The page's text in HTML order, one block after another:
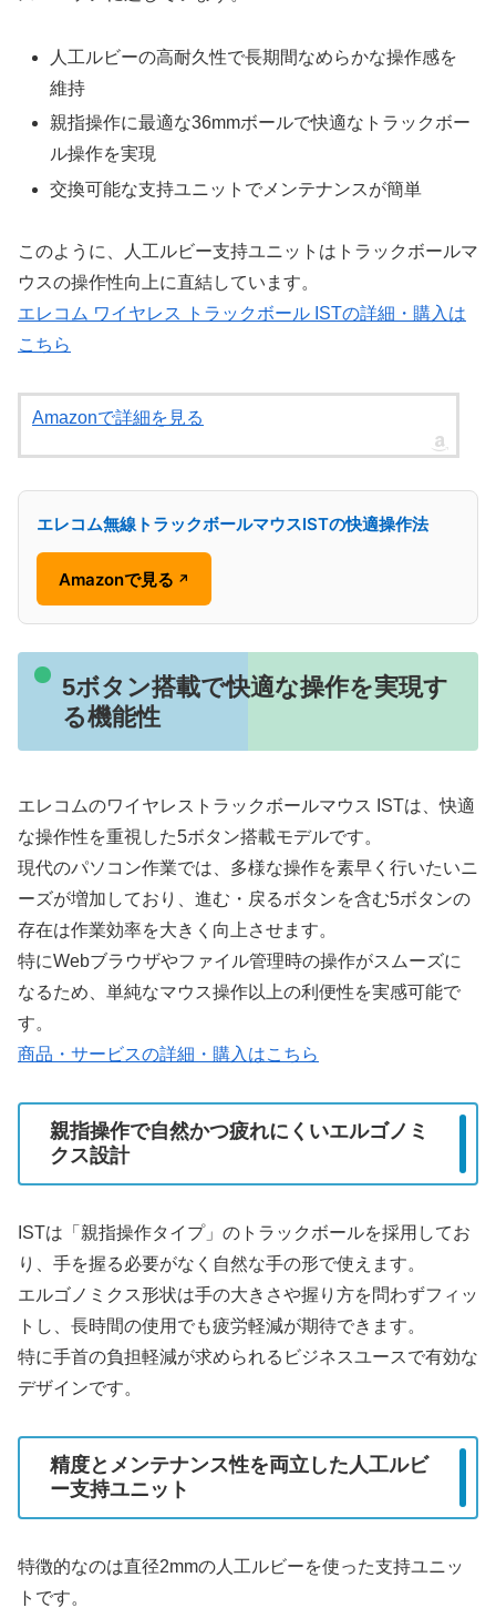
人工ルビーの高耐久性で長期間なめらかな操作感を
維持
親指操作に最適な36mmボールで快適なトラックボー
ル操作を実現
交換可能な支持ユニットでメンテナンスが簡単
このように、人工ルビー支持ユニットはトラックボールマ
ウスの操作性向上に直結しています。
エレコム ワイヤレス トラックボール ISTの詳細・購入は
こちら
Amazonで詳細を見る
エレコム無線トラックボールマウスISTの快適操作法
Amazonで見る ↗
5ボタン搭載で快適な操作を実現す
る機能性
エレコムのワイヤレストラックボールマウス ISTは、快適
な操作性を重視した5ボタン搭載モデルです。
現代のパソコン作業では、多様な操作を素早く行いたいニ
ーズが増加しており、進む・戻るボタンを含む5ボタンの
存在は作業効率を大きく向上させます。
特にWebブラウザやファイル管理時の操作がスムーズに
なるため、単純なマウス操作以上の利便性を実感可能で
す。
商品・サービスの詳細・購入はこちら
親指操作で自然かつ疲れにくいエルゴノミ
クス設計
ISTは「親指操作タイプ」のトラックボールを採用してお
り、手を握る必要がなく自然な手の形で使えます。
エルゴノミクス形状は手の大きさや握り方を問わずフィッ
トし、長時間の使用でも疲労軽減が期待できます。
特に手首の負担軽減が求められるビジネスユースで有効な
デザインです。
精度とメンテナンス性を両立した人工ルビ
ー支持ユニット
特徴的なのは直径2mmの人工ルビーを使った支持ユニッ
トです。